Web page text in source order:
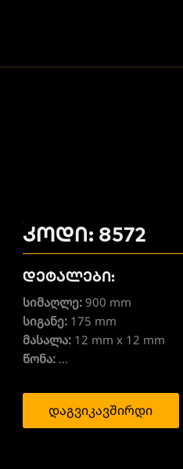
კოდი: 8572
დეტალები:
სიმაღლე:900 mm
სიგანე:175 mm
მასალა:12 mm x 12 mm
წონა:...
დაგვიკავშირდი